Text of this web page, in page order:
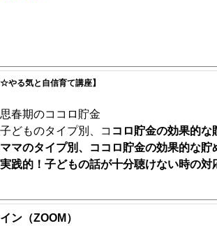
☆やる気と自信育て講座】
思春期のココロ貯金
子どものタイプ別、コ コロ貯金の効果的な
ママのタイプ別、ココロ貯金の効果的な貯
実践的！子どもの話が十分聴けない時の対
ン（ZOOM）